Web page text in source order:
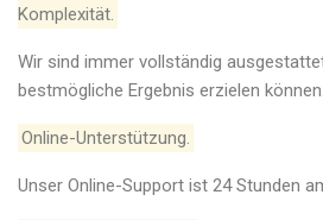
Komplexität.
Wir sind immer vollständig
bestmögliche Ergebnis erzielen können.
Online-Unterstützung.
Unser Online-Support ist 24 Stunden